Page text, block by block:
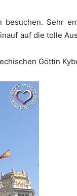
Sehr
auf die tolle
Göttin